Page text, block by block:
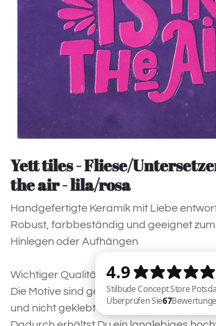
Yett tiles - Fliese/
the air - lila/rosa
Handgefertigte Keramik mit Liebe
Robust, farbbeständig und geeignet zum
Hinlegen oder Aufhängen
Wichtiger Qualitätshinweis:
Die Motive sind gebrannt und
und nicht geklebt wie neu vielen anderen